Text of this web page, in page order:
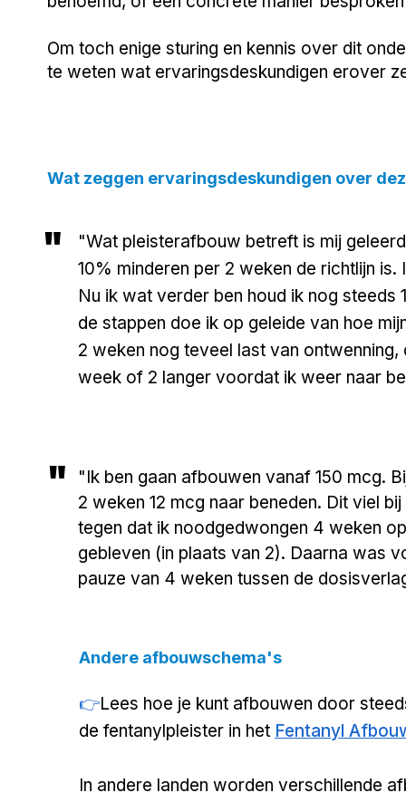
Om toch enige sturing en kennis over dit
te weten wat ervaringsdeskundigen erover
"
"Wat pleisterafbouw betreft is mij
10% minderen per 2 weken de richtlijn is.
Nu ik wat verder ben houd ik nog steeds
de stappen doe ik op geleide van hoe
2 weken nog teveel last van
week of 2 langer voordat ik weer naar
"
"Ik ben gaan afbouwen vanaf 150 mcg.
2 weken 12 mcg naar beneden. Dit viel
tegen dat ik noodgedwongen 4 weken
gebleven (in plaats van 2). Daarna was
pauze van 4 weken tussen de
omlaag gaan per 2-4 weken (na 2
lager de dosering waarvan je gaat
Wanneer je onder de 50 komt , of
Wat zeggen ervaringsdeskundigen over
Andere afbouwschema's
👉Lees hoe je kunt afbouwen door
de fentanylpleister in het Fentanyl
In andere landen worden verschillende